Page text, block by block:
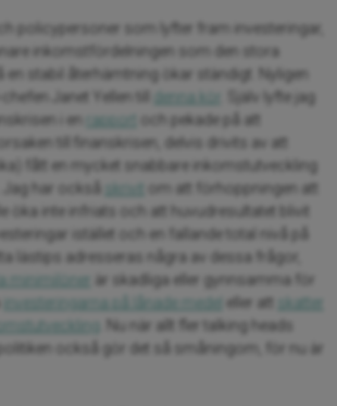
policypersoner som lyfter fram investeringar,
inkomstfördelningen som den stora
en stabil återhämtning ökar ständigt. Nyligen
Janet Yellen till
denna kör
. Själv lyfte jag
i en
rapport
och pekade på att
till finanskrisen, delvis drivits av att
fått en mycket snabbare inkomstutveckling
har också
skrivit
om att förhoppningen att
öka inte infriats och att huvudresultatet blivit
istället och en fallande total nivå på
lästips adresseras några av dessa frågor,
minimilöner
är skadliga eller gynnsamma för
investeringarna på lånade medel eller att
skatter
. Nu när allt fler talking heads
också gör det så småningom, för nu är